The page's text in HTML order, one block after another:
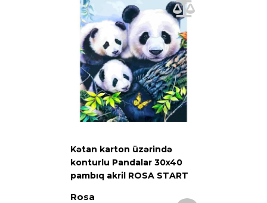
Kətan karton üzərində
konturlu Pandalar 30x40
pambıq akril ROSA START
Rosa